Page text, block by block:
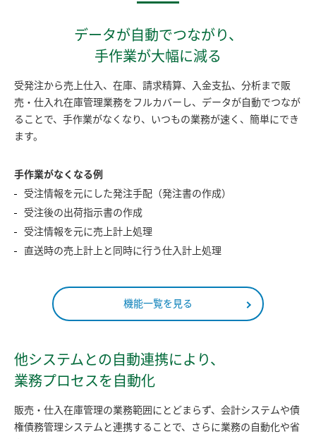
データが自動でつながり、
手作業が大幅に減る
受発注から売上仕入、在庫、請求精算、入金支払、分析まで販
売・仕入れ在庫管理業務をフルカバーし、データが自動でつなが
ることで、手作業がなくなり、いつもの業務が速く、簡単にでき
ます。
手作業がなくなる例
受注情報を元にした発注手配（発注書の作成）
受注後の出荷指示書の作成
受注情報を元に売上計上処理
直送時の売上計上と同時に行う仕入計上処理
機能一覧を見る
他システムとの自動連携により、
業務プロセスを自動化
販売・仕入在庫管理の業務範囲にとどまらず、会計システムや債
権債務管理システムと連携することで、さらに業務の自動化や省